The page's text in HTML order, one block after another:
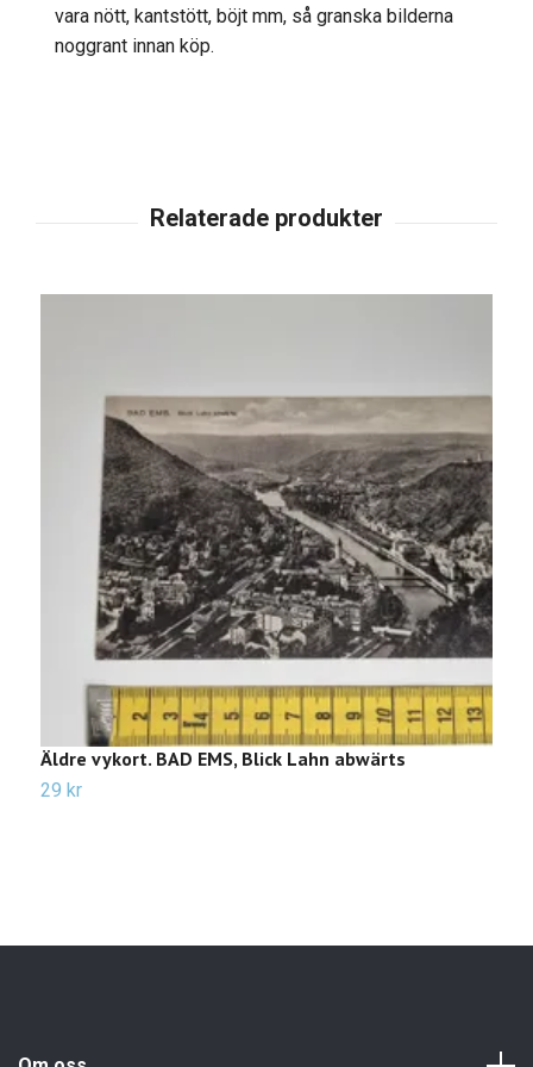
vara nött, kantstött, böjt mm, så granska bilderna
noggrant innan köp.
Äldre vykort. BAD EMS, Blick Lahn abwärts
29 kr